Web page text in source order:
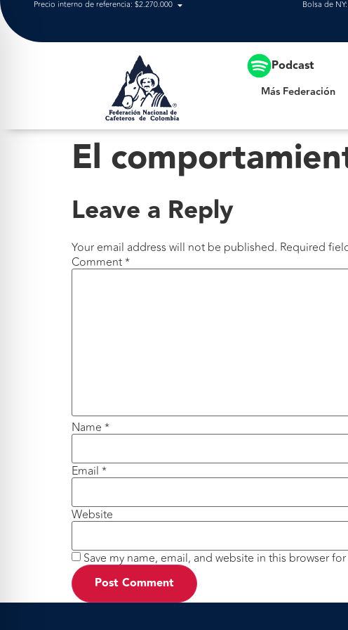
Precio interno de referencia: $2.270.000 Bolsa de
Podcast
Más Federación
El
Leave a Reply
Your email address will not be published. Required
Comment*
Name *
Email *
Website
Save my name, email, and website in this browser